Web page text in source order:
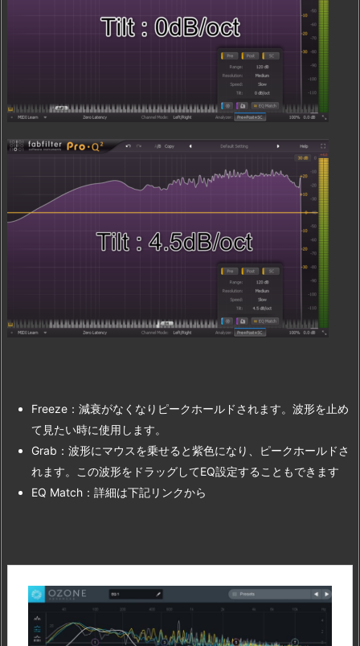
Freeze：減衰がなくなりピークホールドされます。波形を止め
て見たい時に使用します。
Grab：波形にマウスを乗せると紫色になり、ピークホールドさ
れます。この波形をドラッグしてEQ設定することもできます
EQ Match：詳細は下記リンクから